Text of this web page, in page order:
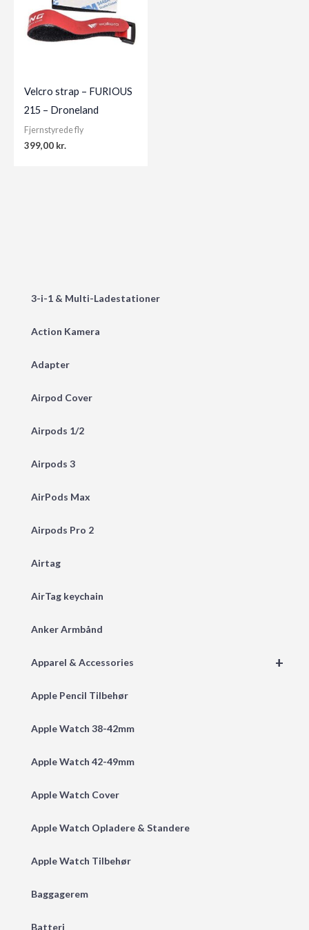
3-i-1 & Multi-Ladestationer
Action Kamera
Adapter
Airpod Cover
Airpods 1/2
Airpods 3
AirPods Max
Airpods Pro 2
Airtag
AirTag keychain
Anker Armbånd
+
Apparel & Accessories
Apple Pencil Tilbehør
Apple Watch 38-42mm
Apple Watch 42-49mm
Apple Watch Cover
Apple Watch Opladere & Standere
Apple Watch Tilbehør
Baggagerem
Batteri
Velcro strap – FURIOUS
215 – Droneland
Fjernstyrede fly
399,00 kr.